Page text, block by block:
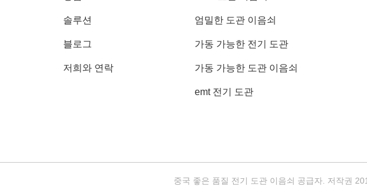
솔루션
블로그
저희와 연락
엄밀한 도관 이음쇠
가동 가능한 전기 도관
가동 가능한 도관 이음쇠
emt 전기 도관
중국 좋은 품질 전기 도관 이음쇠 공급자. 저작권